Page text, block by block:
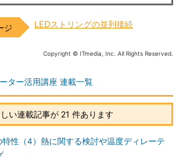
LEDストリングの並列接続
Copyright © ITmedia, Inc. All Rights Reserved.
ター活用講座 連載一覧
い連載記事が 21 件あります
特性（4）熱に関する検討や温度ディレーテ